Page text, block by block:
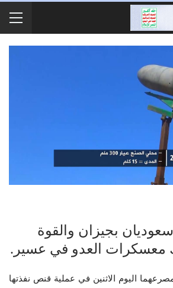
بجيزان والقوة
معسكرات العدو في عسير.
اليوم الاثنين في عملية قنص نفذتها